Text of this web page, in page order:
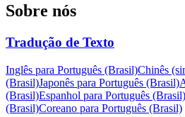
Sobre nós
Tradução de Texto
Inglês para Português (Brasil)Chinês
(Brasil)Japonês para Português (Brasil)
(Brasil)Espanhol para Português (Brasil)
(Brasil)Coreano para Português (Brasil)